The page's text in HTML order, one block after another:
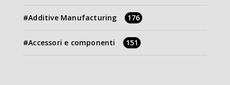
Additive Manufacturing 176
Accessori e componenti 151